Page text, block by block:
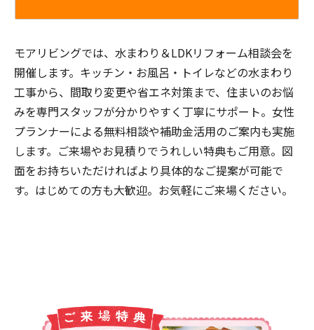
モアリビングでは、水まわり＆LDKリフォーム相談会を
開催します。キッチン・お風呂・トイレなどの水まわり
工事から、間取り変更や省エネ対策まで、住まいのお悩
みを専門スタッフが分かりやすく丁寧にサポート。女性
プランナーによる無料相談や補助金活用のご案内も実施
します。ご来場やお見積りでうれしい特典もご用意。図
面をお持ちいただければより具体的なご提案が可能で
す。はじめての方も大歓迎。お気軽にご来場ください。